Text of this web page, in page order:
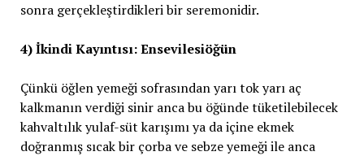
sonra gerçekleştirdikleri bir seremonidir.
4) İkindi Kayıntısı: Ensevilesiöğün
Çünkü öğlen yemeği sofrasından yarı tok yarı aç
kalkmanın verdiği sinir anca bu öğünde tüketilebilecek
kahvaltılık yulaf-süt karışımı ya da içine ekmek
doğranmış sıcak bir çorba ve sebze yemeği ile anca